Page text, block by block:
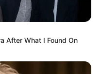
After What I Found On